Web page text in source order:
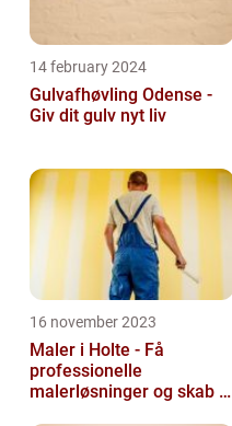
14 february 2024
Gulvafhøvling Odense -
Giv dit gulv nyt liv
16 november 2023
Maler i Holte - Få
professionelle
malerløsninger og skab et